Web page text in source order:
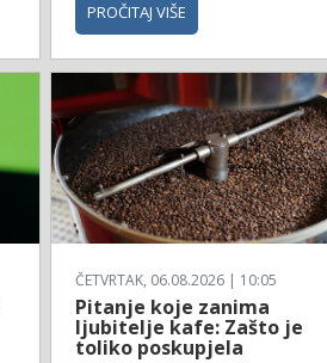
PROČITAJ VIŠE
ČETVRTAK, 06.08.2026 | 10:05
Pitanje koje zanima
ljubitelje kafe: Zašto je
toliko poskupjela